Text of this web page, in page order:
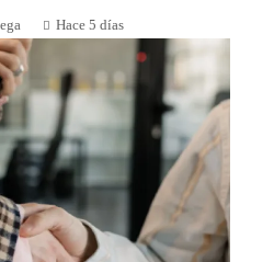
Hace 5 días